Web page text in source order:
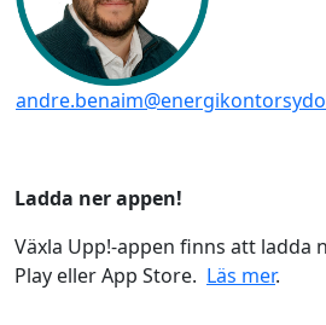
Ladda ner appen!
Växla Upp!-appen finns att ladda
Play eller App Store. Läs mer.